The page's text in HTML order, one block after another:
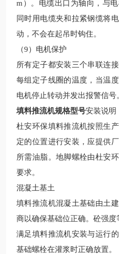
m）。电缆出口为轴向，与
同时用电缆夹和拉紧钢缆将
动，不会在起吊时钩住。
（9）电机保护
所有定子都安装三个串联连
每组定子线圈的温度，当温
电机停止转动并发出报警信号
填料推流机规格型号安装说明
杜安环保填料推流机按照生
定的位置进行安装，应提供
所需油脂。地脚螺栓由杜安
要求。
混凝土基土
填料推流机混凝土基础由土
商以确保基础位正确。砼强度
满足填料推流机安装与运行
基础螺栓在灌浆时正确放置。